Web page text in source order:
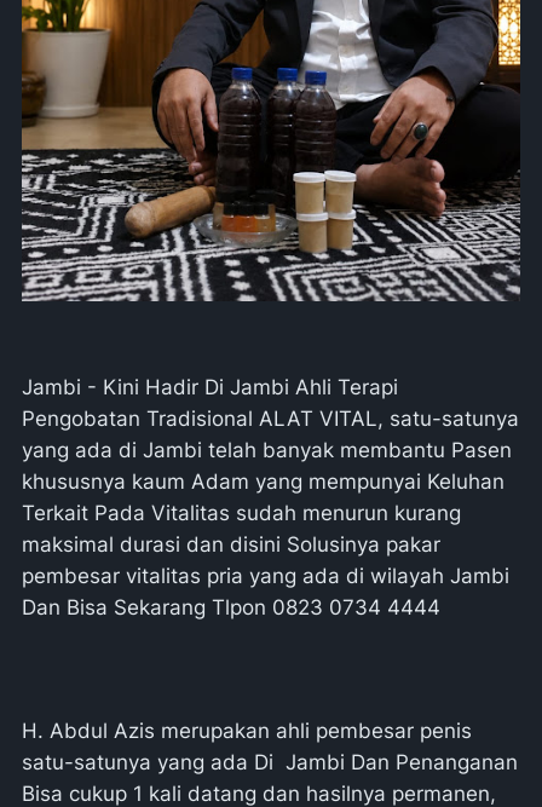
Jambi - Kini Hadir Di Jambi Ahli Terapi
Pengobatan Tradisional ALAT VITAL, satu-satunya
yang ada di Jambi telah banyak membantu Pasen
khususnya kaum Adam yang mempunyai Keluhan
Terkait Pada Vitalitas sudah menurun kurang
maksimal durasi dan disini Solusinya pakar
pembesar vitalitas pria yang ada di wilayah Jambi
Dan Bisa Sekarang Tlpon 0823 0734 4444
H. Abdul Azis merupakan ahli pembesar penis
satu-satunya yang ada Di Jambi Dan Penanganan
Bisa cukup 1 kali datang dan hasilnya permanen,